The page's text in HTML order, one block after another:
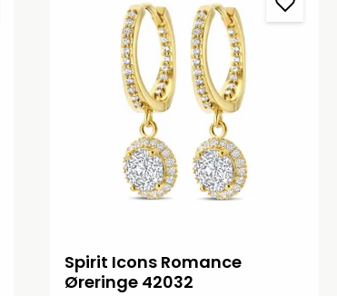
Spirit Icons Romance
Øreringe 42032